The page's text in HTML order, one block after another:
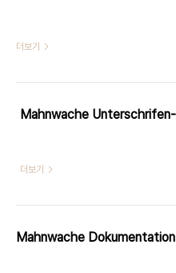
더보기
더보기
Mahnwache Dokumentation